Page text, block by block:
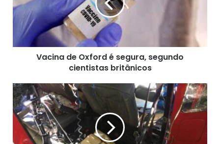
n
a
O
r
d
é
s
g
Vacina de Oxford é segura, segundo
cientistas britânicos
H
e
l
i
ó